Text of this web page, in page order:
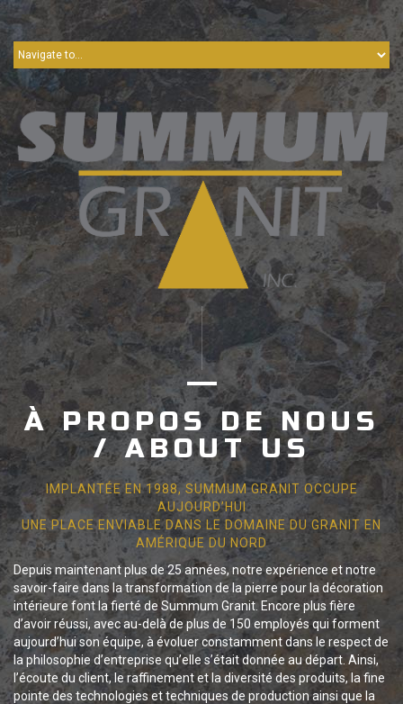
À PROPOS DE NOUS
/ ABOUT US
IMPLANTÉE EN 1988, SUMMUM GRANIT OCCUPE
AUJOURD’HUI
UNE PLACE ENVIABLE DANS LE DOMAINE DU GRANIT EN
AMÉRIQUE DU NORD
Depuis maintenant plus de 25 années, notre expérience et notre
savoir-faire dans la transformation de la pierre pour la décoration
intérieure font la fierté de Summum Granit. Encore plus fière
d’avoir réussi, avec au-delà de plus de 150 employés qui forment
aujourd’hui son équipe, à évoluer constamment dans le respect de
la philosophie d’entreprise qu’elle s’était donnée au départ. Ainsi,
l’écoute du client, le raffinement et la diversité des produits, la fine
pointe des technologies et techniques de production ainsi que la